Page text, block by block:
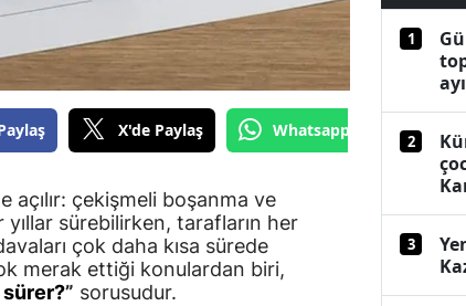
Hakkari
Hatay
Isparta
Mersin
İstanbul
İzmir
X'de Paylaş Whatsapp'tan Gönder
açılır: çekişmeli boşanma ve
sürebilirken, tarafların her
çok daha kısa sürede
merak ettiği konulardan biri,
sürer?” sorusudur.
1
2
3